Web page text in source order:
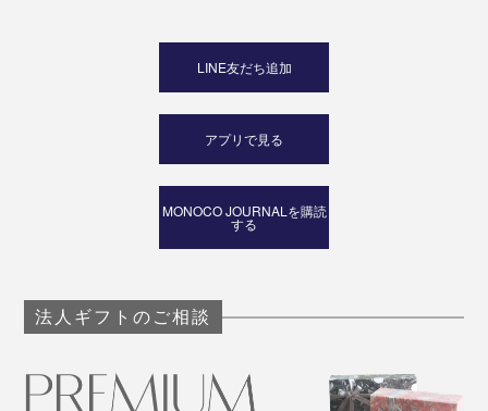
LINE友だち追加
アプリで見る
MONOCO JOURNALを購読
する
法人ギフトのご相談